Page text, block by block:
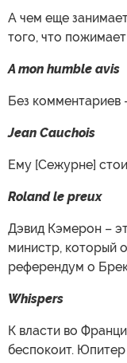
А чем еще
того, что
A mon humble avis
Без комментариев
Jean Cauchois
Ему [Сежурне]
Roland le preux
Дэвид Кэмерон –
министр, который
референдум о
Whispers
К власти во
беспокоит.